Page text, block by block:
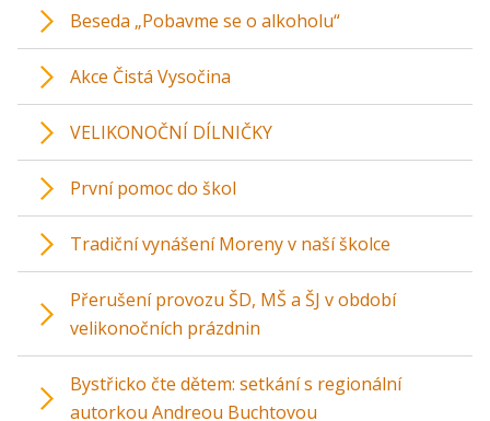
Beseda „Pobavme se o alkoholu“
Akce Čistá Vysočina
VELIKONOČNÍ DÍLNIČKY
První pomoc do škol
Tradiční vynášení Moreny v naší školce
Přerušení provozu ŠD, MŠ a ŠJ v období
velikonočních prázdnin
Bystřicko čte dětem: setkání s regionální
autorkou Andreou Buchtovou